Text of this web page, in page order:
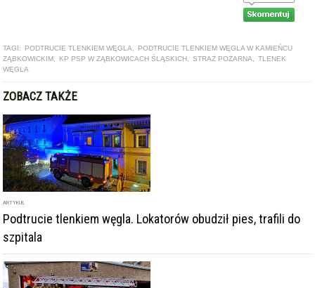
TAGI: PODTRUCIE TLENKIEM WĘGLA
PODTRUCIE TLENKIEM WĘGLA W KAMIEŃCU
ZĄBKOWICKIM
KP PSP W ZĄBKOWICACH ŚLĄSKICH STRAŻ POŻARNA
TLENEK
WĘGLA
ZOBACZ TAKŻE
ARTYKUŁ
Podtrucie tlenkiem węgla. Lokatorów obudził pies, trafili do
szpitala